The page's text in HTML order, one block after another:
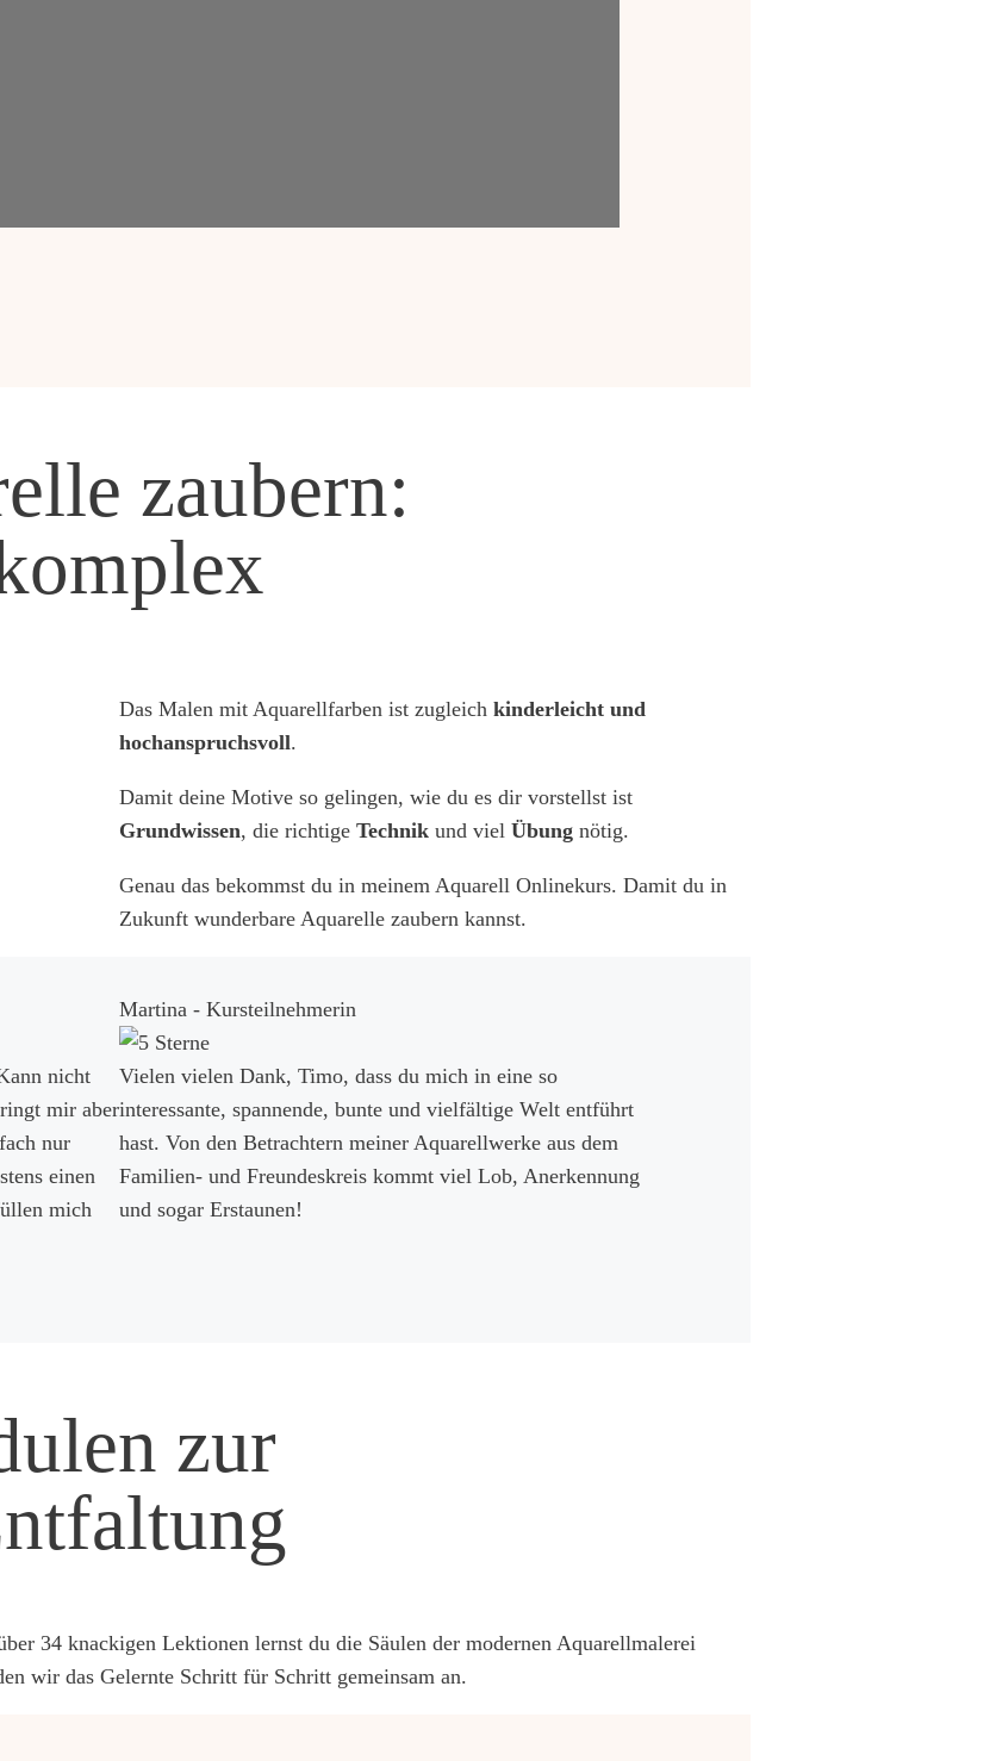
zaubern:
Das Malen mit Aquarellfarben ist zugleich kinderleicht und
hochanspruchsvoll.
Damit deine Motive so gelingen, wie du es dir vorstellst ist
Grundwissen, die richtige Technik und viel Übung nötig.
Genau das bekommst du in meinem Aquarell Onlinekurs. Damit du in
Zukunft wunderbare Aquarelle zaubern kannst.
nicht
mir aber
nur
einen
mich
Martina - Kursteilnehmerin
Vielen vielen Dank, Timo, dass du mich in eine so
interessante, spannende, bunte und vielfältige Welt entführt
hast. Von den Betrachtern meiner Aquarellwerke aus dem
Familien- und Freundeskreis kommt viel Lob, Anerkennung
und sogar Erstaunen!
zur
34 knackigen Lektionen lernst du die Säulen der modernen Aquarellmalerei
wir das Gelernte Schritt für Schritt gemeinsam an.